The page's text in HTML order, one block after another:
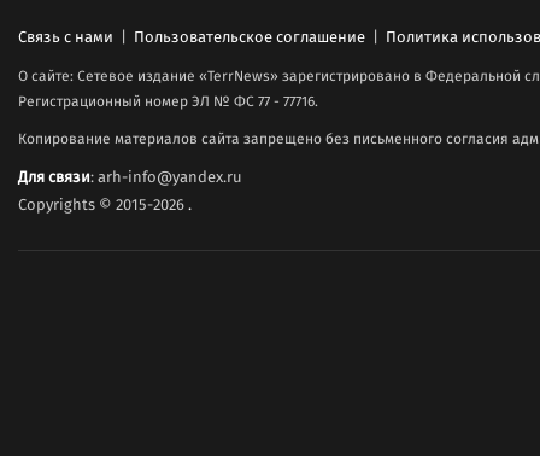
Связь с нами | Пользовательское соглашение | Политика
О сайте: Сетевое издание «TerrNews» зарегистрировано в Федеральной
Регистрационный номер ЭЛ № ФС 77 - 77716.
Копирование материалов сайта запрещено без письменного согласия
Для связи: arh-info@yandex.ru
Copyrights © 2015-2026.